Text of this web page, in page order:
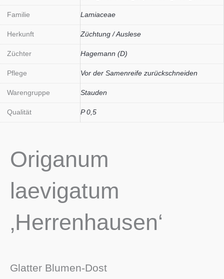
Familie Lamiaceae
Herkunft Züchtung / Auslese
Züchter Hagemann (D)
Pflege Vor der Samenreife zurückschneiden
Warengruppe Stauden
Qualität P 0,5
Origanum
laevigatum
‚Herrenhausen‘
Glatter Blumen-Dost